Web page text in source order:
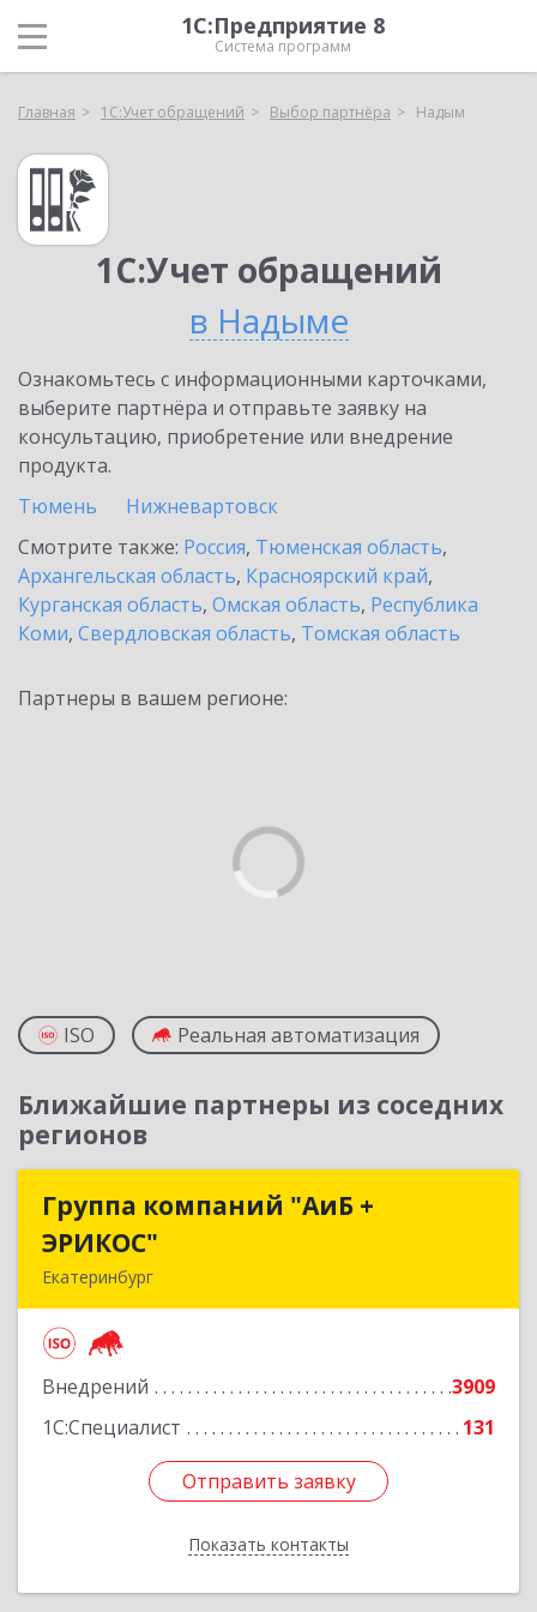
1С:Предприятие 8
Система программ
Главная 1С:Учет обращений Выбор партнёра Надым
1С:Учет обращений
в Надыме
Ознакомьтесь с информационными карточками,
выберите партнёра и отправьте заявку на
консультацию, приобретение или внедрение
продукта.
Тюмень
Нижневартовск
Смотрите также: Россия, Тюменская область,
Архангельская область, Красноярский край,
Курганская область, Омская область, Республика
Коми, Свердловская область, Томская область
Партнеры в вашем регионе:
ISO Реальная автоматизация
Ближайшие партнеры из соседних
регионов
Группа компаний "АиБ +
ЭРИКОС"
Екатеринбург
Внедрений
3909
1С:Специалист
131
Отправить заявку
Показать контакты
Группа компаний "АиБ +
Подробнее
Отправить заявку
Назад